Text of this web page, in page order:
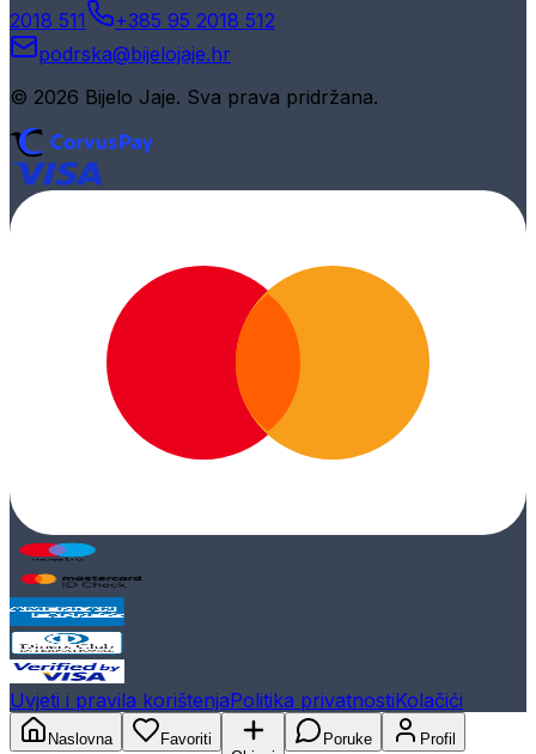
2018 511
+385 95 2018 512
podrska@bijelojaje.hr
© 2026 Bijelo Jaje. Sva prava pridržana.
Uvjeti i pravila korištenjaPolitika privatnostiKolačići
Naslovna
Favoriti
Poruke Profil